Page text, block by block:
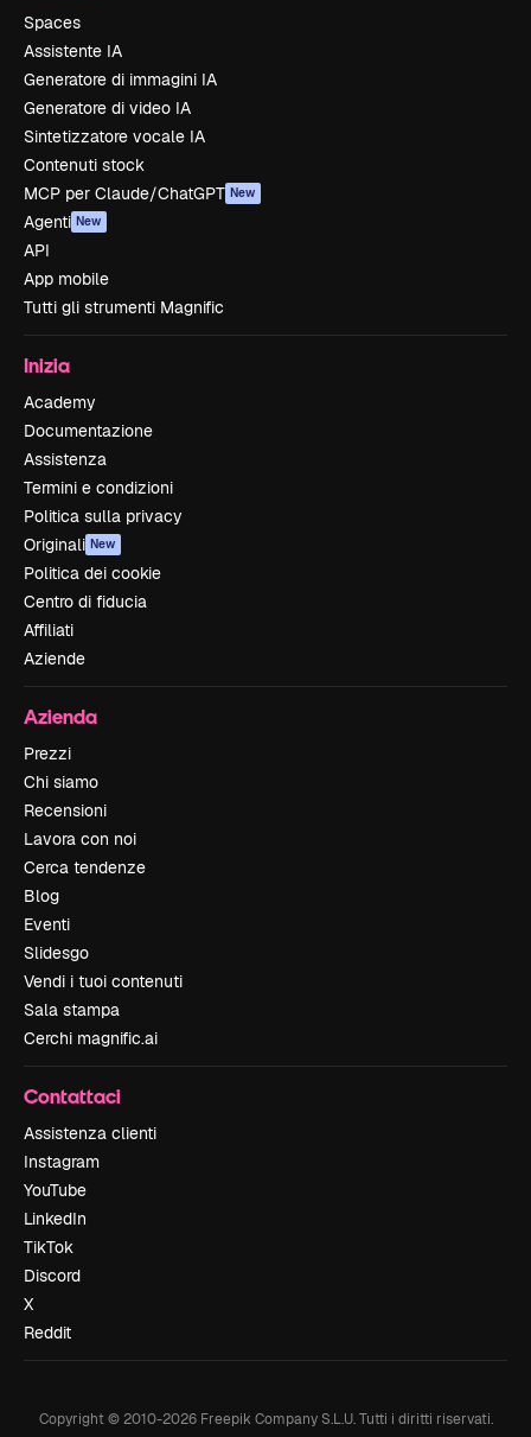
Spaces
Assistente IA
Generatore di immagini IA
Generatore di video IA
Sintetizzatore vocale IA
Contenuti stock
MCP per Claude/ChatGPT New
Agenti New
API
App mobile
Tutti gli strumenti Magnific
Inizia
Academy
Documentazione
Assistenza
Termini e condizioni
Politica sulla privacy
Originali New
Politica dei cookie
Centro di fiducia
Affiliati
Aziende
Azienda
Prezzi
Chi siamo
Recensioni
Lavora con noi
Cerca tendenze
Blog
Eventi
Slidesgo
Vendi i tuoi contenuti
Sala stampa
Cerchi magnific.ai
Contattaci
Assistenza clienti
Instagram
YouTube
LinkedIn
TikTok
Discord
X
Reddit
Copyright © 2010-2026Freepik Company S.L.U. Tutti i diritti riservati.